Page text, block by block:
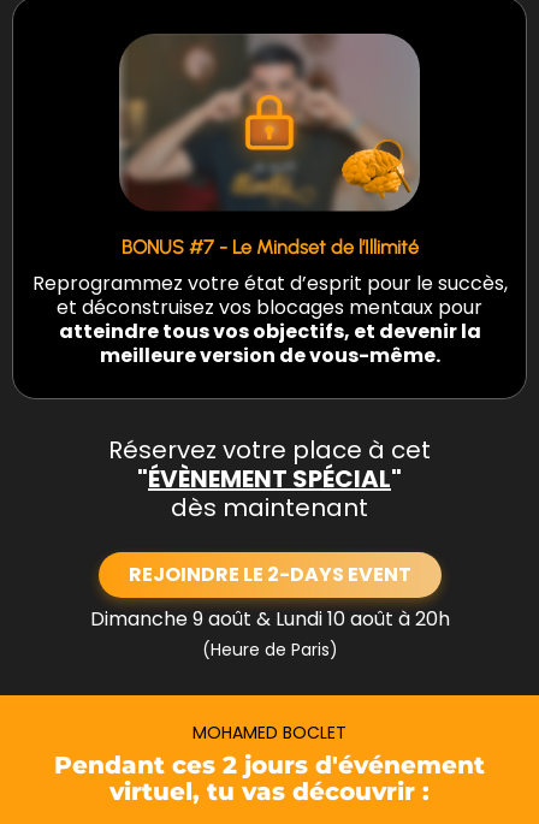
BONUS #7 - Le Mindset de l’Illimité
Reprogrammez votre état d’esprit pour le succès,
et déconstruisez vos blocages mentaux pour
atteindre tous vos objectifs, et devenir la
meilleure version de vous-même.
Réservez votre place à cet
"ÉVÈNEMENT SPÉCIAL"
dès maintenant
REJOINDRE LE 2-DAYS EVENT
Dimanche 9 août & Lundi 10 août à 20h
(Heure de Paris)
MOHAMED BOCLET
Pendant ces 2 jours d'événement
virtuel, tu vas découvrir :